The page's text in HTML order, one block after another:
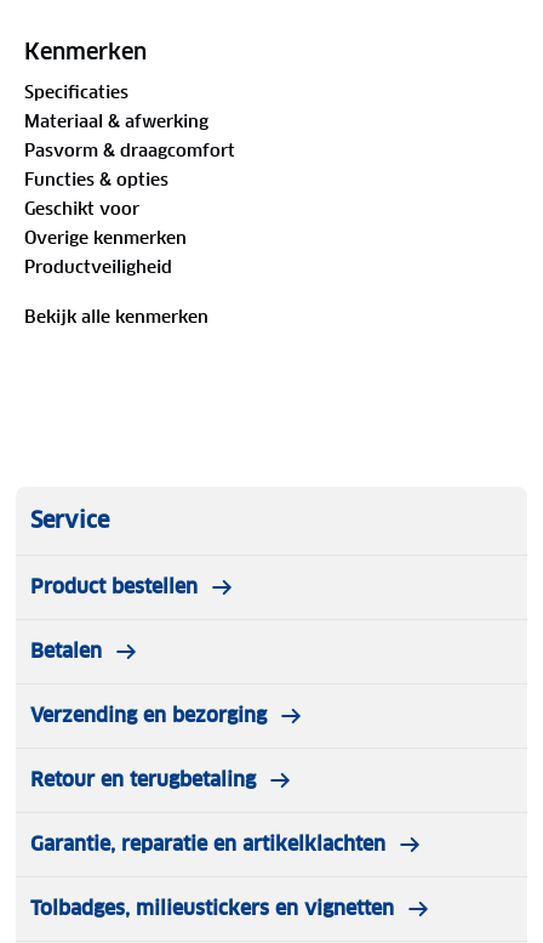
dringen, terwijl vocht van zweetvoeten wel kan
houden tijdens lange dagen en zware kilometers. De
stugge rubberzool met grof profiel zorgt voor grip
en stabiliteit op alle ondergronden die je tijdens
bergtochten kunt tegenkomen. Een tussenzool van
EVA is er voor de demping. De rubberen neus
beschermt je tenen tegen rotsen en boomwortels.
Kenmerken
Specificaties
Materiaal & afwerking
Pasvorm & draagcomfort
Functies & opties
Geschikt voor
Overige kenmerken
Productveiligheid
Bekijk alle kenmerken
Service
Product bestellen
Betalen
Verzending en bezorging
Retour en terugbetaling
Garantie, reparatie en artikelklachten
Tolbadges, milieustickers en vignetten